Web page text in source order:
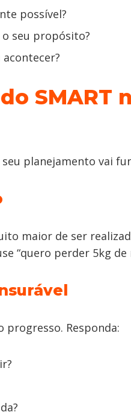
possível?
seu propósito?
acontecer?
SMART
planejamento vai
maior de ser
“quero perder 5kg de
Responda: